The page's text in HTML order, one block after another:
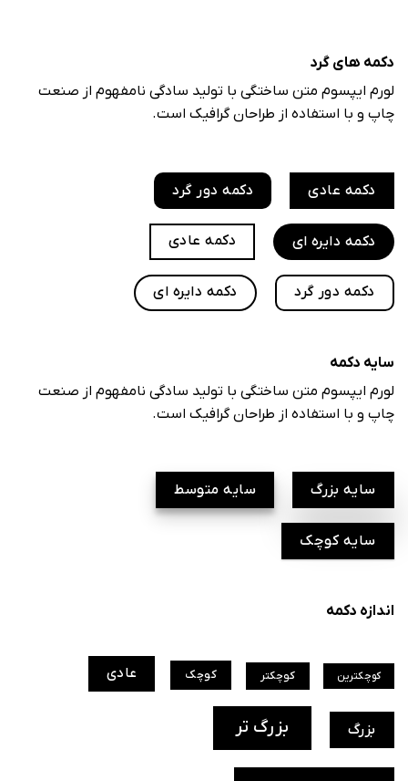
دکمه های گرد
لورم ایپسوم متن ساختگی با تولید سادگی نامفهوم از صنعت
چاپ و با استفاده از طراحان گرافیک است.
دکمه عادی دکمه دور گرد
دکمه دایره ای دکمه عادی
دکمه دور گرد دکمه دایره ای
سایه دکمه
لورم ایپسوم متن ساختگی با تولید سادگی نامفهوم از صنعت
چاپ و با استفاده از طراحان گرافیک است.
سایه بزرگ سایه متوسط
سایه کوچک
اندازه دکمه
کوچکترین کوچکتر کوچک عادی
بزرگ بزرگ تر